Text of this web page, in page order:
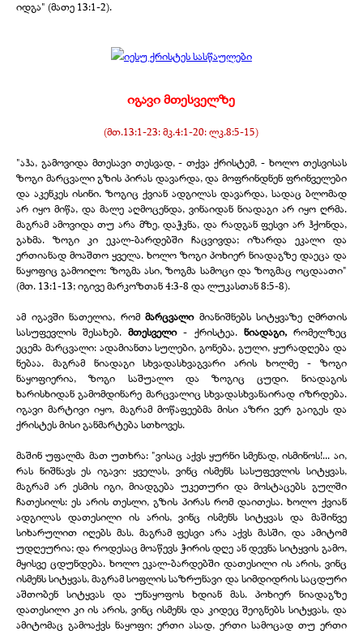
იდგა" (მათე 13:1-2).
იგავი მთესველზე
(მთ.13:1-23: მკ.4:1-20: ლკ.8:5-15)
"აჰა, გამოვიდა მთესავი თესვად, - თქვა ქრისტემ, - ხოლო თესვისას
ზოგი მარცვალი გზის პირას დავარდა, და მოფრინდნენ ფრინველები
და აკენკეს ისინი. ზოგიც ქვიან ადგილას დავარდა, სადაც ბლომად
არ იყო მიწა, და მალე აღმოცენდა, ვინაიდან ნიადაგი არ იყო ღრმა.
მაგრამ ამოვიდა თუ არა მზე, დაჭკნა, და რადგან ფესვი არ ჰქონდა,
გახმა. ზოგი კი ეკალ-ბარდებში ჩაცვივდა; იზარდა ეკალი და
ერთიანად მოაშთო ყველა. ხოლო ზოგი პოხიერ ნიადაგზე დაეცა და
ნაყოფიც გამოიღო: ზოგმა ასი, ზოგმა სამოცი და ზოგმაც ოცდაათი"
(მთ. 13:1-13; იგივე მარკოზთან 4:3-8 და ლუკასთან 8:5-8).
ამ იგავში ნათელია, რომ მარცვალი მიანიშნებს სიტყვაზე ღმრთის
სასუფევლის შესახებ. მთესველი - ქრისტეა. ნიადაგი, რომელზეც
ეცემა მარცვალი: ადამიანთა სულები, გონება, გული, ყურადღება და
ნებაა. მაგრამ ნიადაგი სხვადასხვაგვარი არის ხოლმე -
ზოგი
ნაყოფიერია, ზოგი საშუალო და ზოგიც ცუდი. ნიადაგის
ხარისხიდან გამომდინარე მარცვალიც სხვადასხვანაირად იზრდება.
იგავი მარტივი იყო, მაგრამ მოწაფეებმა მისი აზრი ვერ გაიგეს და
ქრისტეს მისი განმარტება სთხოვეს.
მაშინ უფალმა მათ უთხრა: "ვისაც აქვს ყურნი სმენად, ისმინოს!... აი,
რას ნიშნავს ეს იგავი: ყველას, ვინც ისმენს სასუფევლის სიტყვას,
მაგრამ არ ესმის იგი, მიადგება უკეთური და მოსტაცებს გულში
ჩათესილს: ეს არის თესლი, გზის პირას რომ დაითესა. ხოლო ქვიან
ადგილას დათესილი ის არის, ვინც ისმენს სიტყვას და მაშინვე
სიხარულით იღებს მას. მაგრამ ფესვი არა აქვს მასში, და ამიტომ
უდღეურია; და როდესაც მოაწევს ჭირის დღე ან დევნა სიტყვის გამო,
მყისვე ცდუნდება. ხოლო ეკალ-ბარდებში დათესილი ის არის, ვინც
ისმენს სიტყვას, მაგრამ სოფლის საზრუნავი და სიმდიდრის საცდური
აშთობენ სიტყვას და უნაყოფოს ხდიან მას. პოხიერ ნიადაგზე
დათესილი კი ის არის, ვინც ისმენს და კიდეც შეიგნებს სიტყვას, და
ამიტომაც გამოაქვს ნაყოფი; ერთი ასად, ერთი სამოცად თუ ერთი